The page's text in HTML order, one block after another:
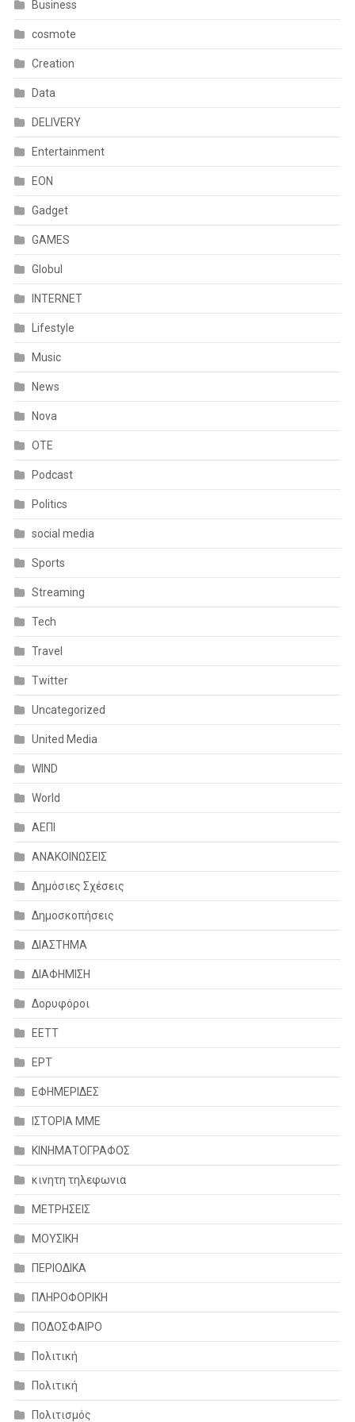
Business
cosmote
Creation
Data
DELIVERY
Entertainment
EON
Gadget
GAMES
Globul
INTERNET
Lifestyle
Music
News
Nova
OTE
Podcast
Politics
social media
Sports
Streaming
Tech
Travel
Twitter
Uncategorized
United Media
WIND
World
ΑΕΠΙ
ΑΝΑΚΟΙΝΩΣΕΙΣ
Δημόσιες Σχέσεις
Δημοσκοπήσεις
ΔΙΑΣΤΗΜΑ
ΔΙΑΦΗΜΙΣΗ
Δορυφόροι
ΕΕΤΤ
ΕΡΤ
ΕΦΗΜΕΡΙΔΕΣ
ΙΣΤΟΡΙΑ ΜΜΕ
ΚΙΝΗΜΑΤΟΓΡΑΦΟΣ
κινητη τηλεφωνια
ΜΕΤΡΗΣΕΙΣ
ΜΟΥΣΙΚΗ
ΠΕΡΙΟΔΙΚΑ
ΠΛΗΡΟΦΟΡΙΚΗ
ΠΟΔΟΣΦΑΙΡΟ
Πολιτική
Πολιτική
Πολιτισμός